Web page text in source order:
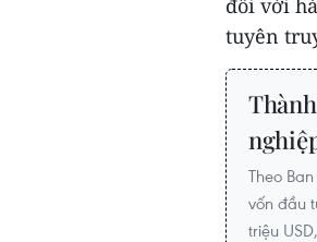
đối với
tuyên
Theo
vốn đầu
triệu